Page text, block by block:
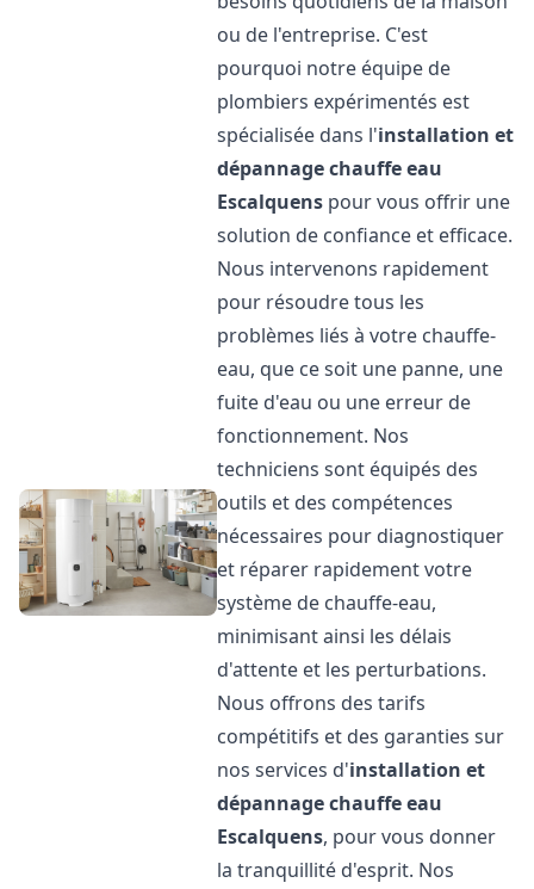
ou de l'entreprise. C'est
pourquoi notre équipe de
plombiers expérimentés est
spécialisée dans l'installation et
dépannage chauffe eau
Escalquens pour vous offrir une
solution de confiance et efficace.
Nous intervenons rapidement
pour résoudre tous les
problèmes liés à votre chauffe-
eau, que ce soit une panne, une
fuite d'eau ou une erreur de
fonctionnement. Nos
techniciens sont équipés des
outils et des compétences
nécessaires pour diagnostiquer
et réparer rapidement votre
système de chauffe-eau,
minimisant ainsi les délais
d'attente et les perturbations.
Nous offrons des tarifs
compétitifs et des garanties sur
nos services d'installation et
dépannage chauffe eau
Escalquens, pour vous donner
la tranquillité d'esprit. Nos